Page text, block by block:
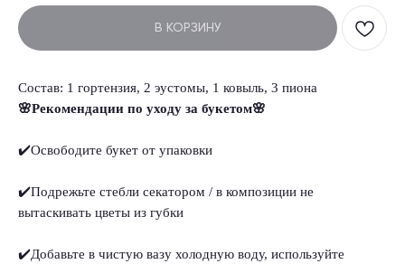
В КОРЗИНУ
Состав: 1 гортензия, 2 эустомы, 1 ковыль, 3 пиона
🌸Рекомендации по уходу за букетом🌸
✔️Освободите букет от упаковки
✔️Подрежьте стебли секатором / в композиции не
вытаскивать цветы из губки
✔️Добавьте в чистую вазу холодную воду, используйте